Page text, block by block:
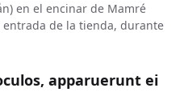
en el encinar de Mamré
de la tienda, durante
apparuerunt ei